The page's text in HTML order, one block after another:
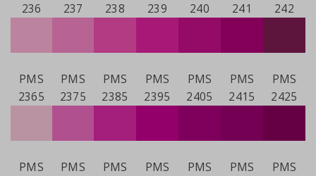
236
237
238
239
240
241
242
PMS
2365
PMS
2375
PMS
2385
PMS
2395
PMS
2405
PMS
2415
PMS
2425
PMS
PMS
PMS
PMS
PMS
PMS
PMS